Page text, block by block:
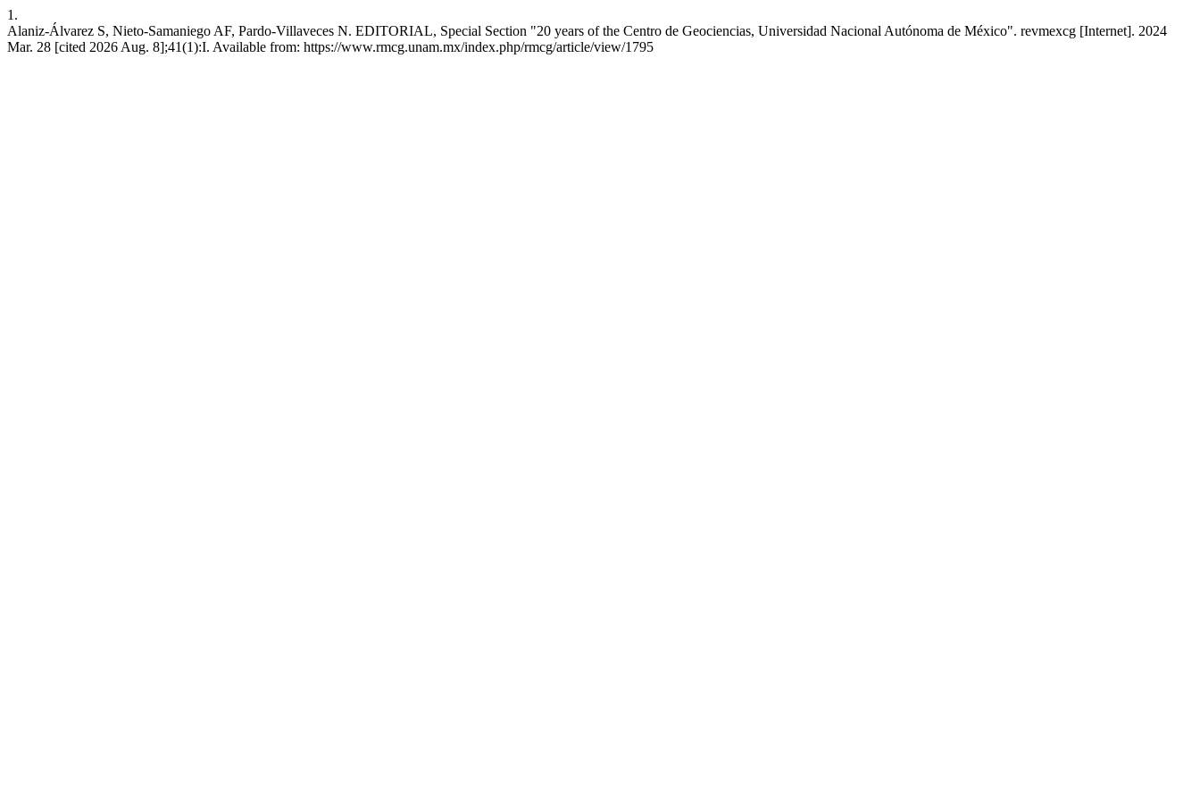
1.
Alaniz-Álvarez S, Nieto-Samaniego AF, Pardo-Villaveces N. EDITORIAL, Special Section "20 years of the Centro de Geociencias, Universidad Nacional Autónoma de México". revmexcg [Internet]. 2024
Mar. 28 [cited 2026 Aug. 8];41(1):I. Available from: https://www.rmcg.unam.mx/index.php/rmcg/article/view/1795